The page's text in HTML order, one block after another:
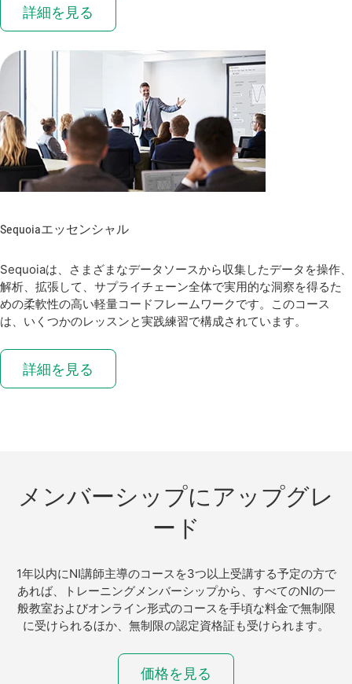
詳細を見る
Sequoiaエッセンシャル
Sequoiaは、さまざまなデータソースから収集したデータを操作、
解析、拡張して、サプライチェーン全体で実用的な洞察を得るた
めの柔軟性の高い軽量コードフレームワークです。このコース
は、いくつかのレッスンと実践練習で構成されています。
詳細を見る
メンバーシップに アップグレ
ード
1年以内にNI講師主導のコースを3つ以上受講する予定の方で
あれば、トレーニングメンバーシップから、すべてのNIの一
般教室およびオンライン形式のコースを手頃な料金で無制限
に受けられるほか、無制限の認定資格証も受けられます。
価格を見る